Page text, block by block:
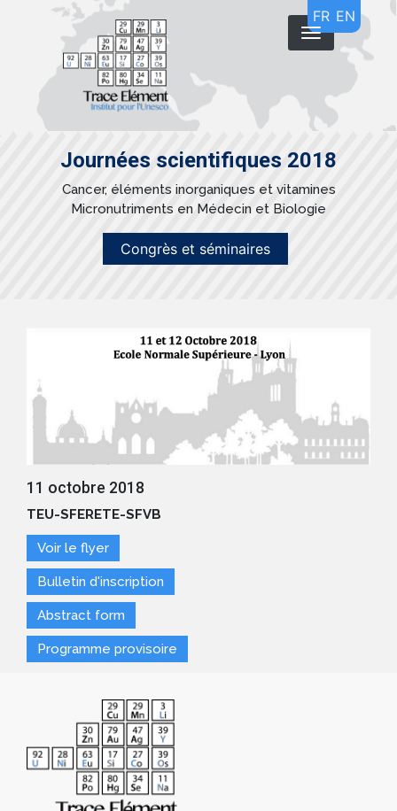
principal
FR EN
Journées scientifiques 2018
Cancer, éléments inorganiques et vitamines
Micronutriments en Médecin et Biologie
Congrès et séminaires
11 octobre 2018
TEU-SFERETE-SFVB
Voir le flyer
Bulletin d'inscription
Abstract form
Programme provisoire